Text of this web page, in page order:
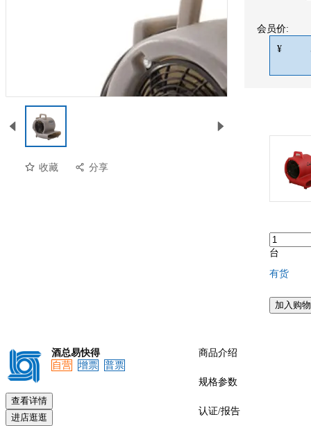
预览
收藏 分享
会员价:
¥
台
有货
加入购
酒总易快得
自营
增票 普票
查看详情
进店逛逛
商品介绍
规格参数
认证/报告